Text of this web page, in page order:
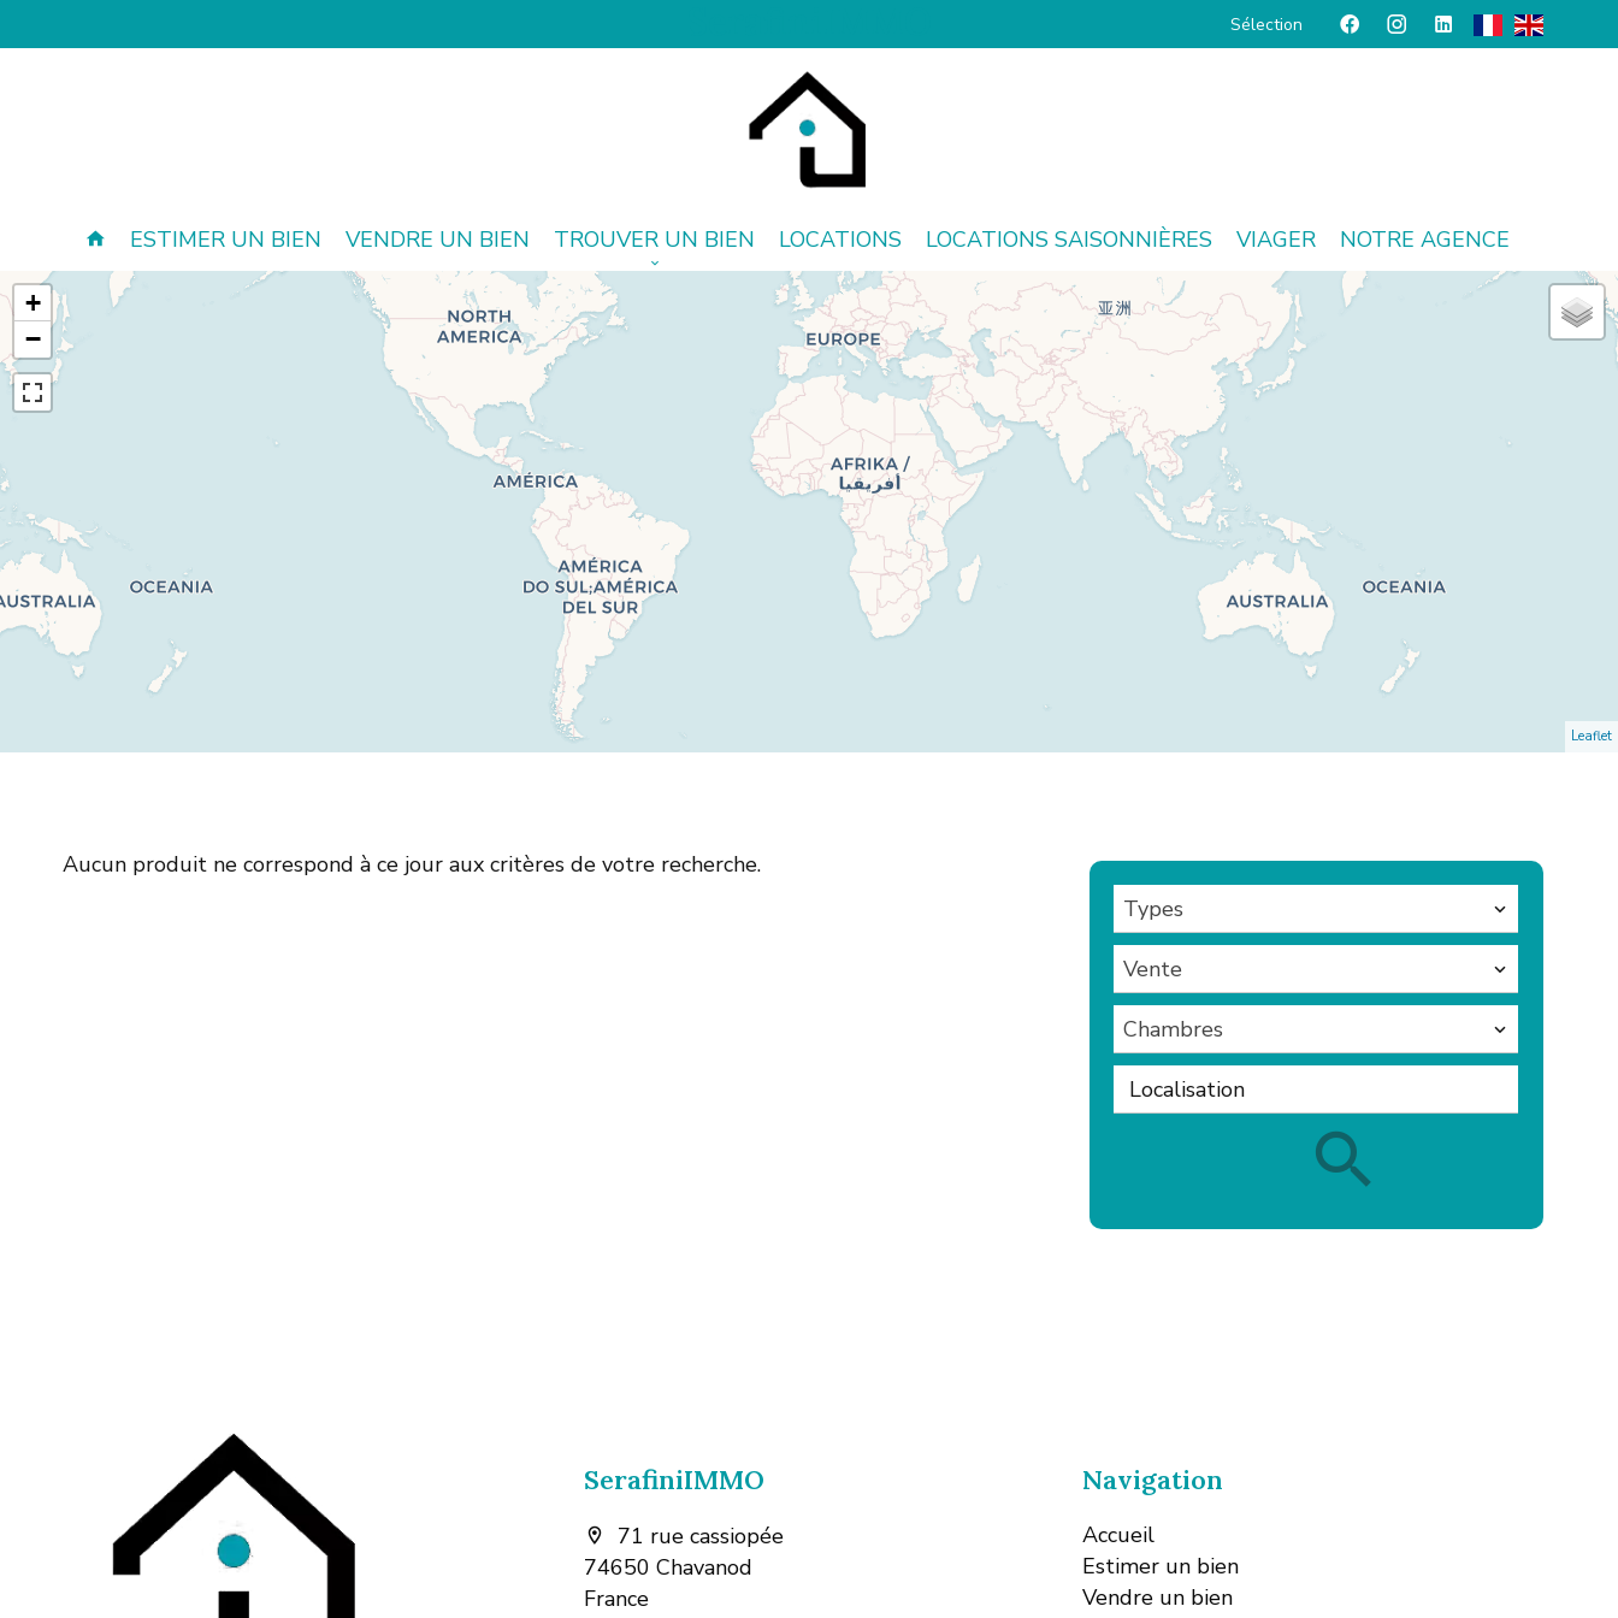
Sélection
ESTIMER UN BIEN VENDRE UN BIEN TROUVER UN BIEN LOCATIONS LOCATIONS SAISONNIÈRES VIAGER NOTRE AGENCE
+
−
Leaflet
Aucun produit ne correspond à ce jour aux critères de votre recherche.
Types
Vente
Chambres
Localisation
SerafiniIMMO
71 rue cassiopée
74650 Chavanod
France
Navigation
Accueil
Estimer un bien
Vendre un bien